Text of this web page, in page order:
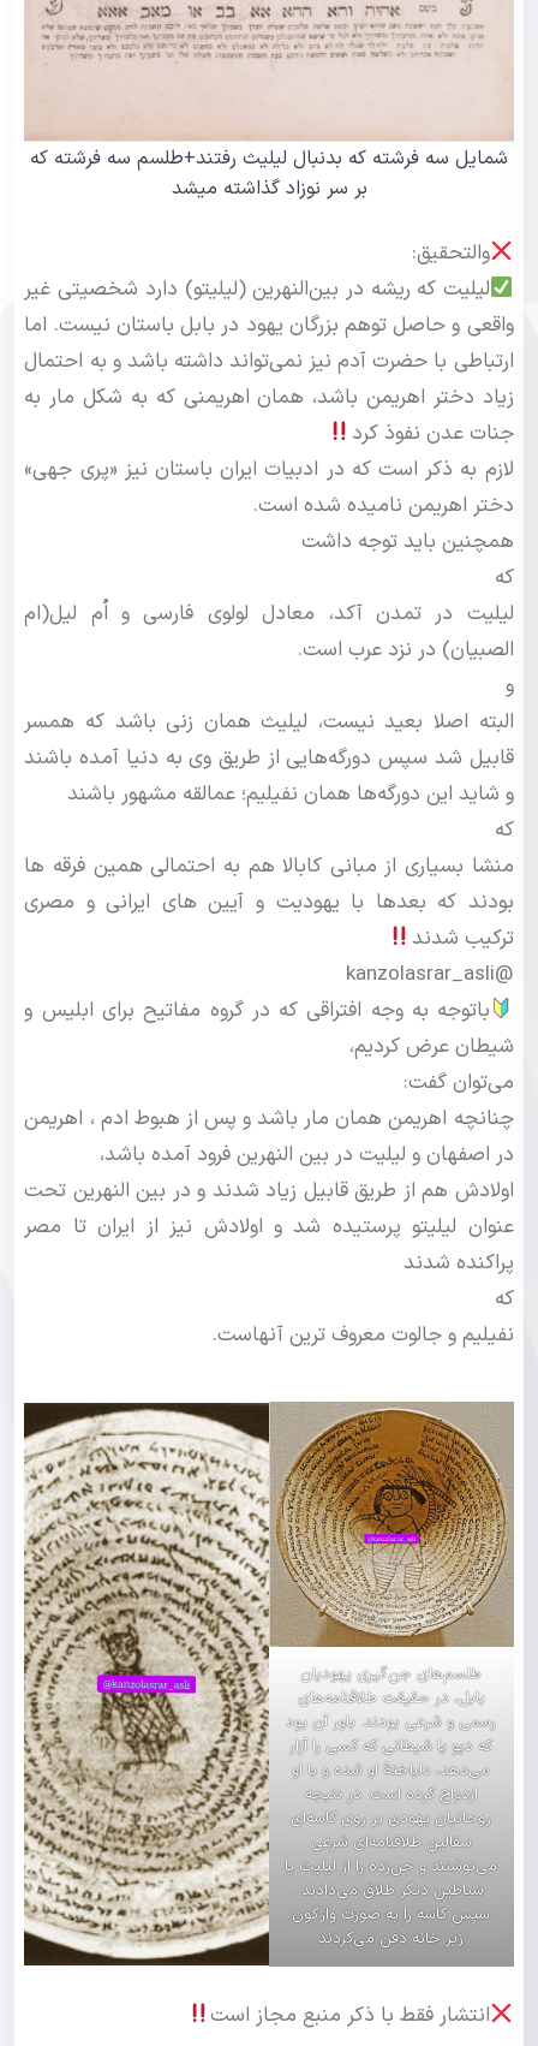
شمایل سه فرشته که بدنبال لیلیث رفتند+طلسم سه فرشته که
بر سر نوزاد گذاشته میشد
والتحقیق:
لیلیت که ریشه در بین‌النهرین (لیلیتو) دارد شخصیتی غیر
واقعی و حاصل توهم بزرگان یهود در بابل باستان نیست. اما
ارتباطی با حضرت آدم نیز نمی‌تواند داشته باشد و به احتمال
زیاد دختر اهریمن باشد، همان اهریمنی که به شکل مار به
جنات عدن نفوذ کرد
لازم به ذکر است که در ادبیات ایران باستان نیز «پری جهی»
دختر اهریمن نامیده شده است.
همچنین باید توجه داشت
که
لیلیت در تمدن آکد، معادل لولوی فارسی و اُم لیل(ام
الصبیان) در نزد عرب است.
و
البته اصلا بعید نیست، لیلیث همان زنی باشد که همسر
قابیل شد سپس دورگه‌هایی از طریق وی به دنیا آمده باشند
و شاید این دورگه‌ها همان نفیلیم؛ عمالقه مشهور باشند
که
منشا بسیاری از مبانی کابالا هم‌ به احتمالی همین فرقه ها
بودند که بعدها با یهودیت و آیین های ایرانی و مصری
ترکیب شدند
@kanzolasrar_asli
باتوجه به وجه افتراقی که در گروه مفاتیح برای ابلیس و
شیطان عرض کردیم،
می‌توان گفت:
چنانچه اهریمن همان مار باشد و پس از هبوط ادم ، اهریمن
در اصفهان و لیلیت در بین النهرین فرود آمده باشد،
اولادش هم از طریق قابیل زیاد شدند و در بین النهرین تحت
عنوان لیلیتو پرستیده شد و اولادش نیز از ایران تا مصر
پراکنده شدند
که
نفیلیم و جالوت معروف ترین آنهاست.
طلسم‌های جن‌گیری ‏یهودیان
بابل، در حقیقت طلاقنامه‌های
رسمی و شرعی بودند. باور آن بود
که دیو یا شیطانی که کسی را آزار
می‌دهد، دلباختهٔ او شده و با او
ازدواج کرده است. در نتیجه
روحانیان یهودی بر روی کاسه‌ای
سفالین طلاقنامه‌ای شرعی
می‌نوشتند و جن‌زده را از لیلیث یا
شیاطین دیگر طلاق می‌دادند.
سپس کاسه را به صورت واژگون
زیر خانه دفن می‌کردند
انتشار فقط با ذکر منبع مجاز است